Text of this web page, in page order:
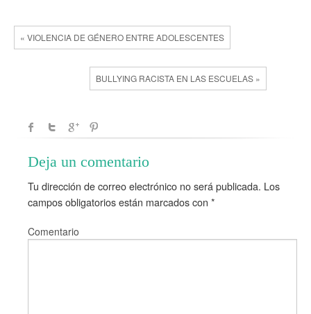
« VIOLENCIA DE GÉNERO ENTRE ADOLESCENTES
BULLYING RACISTA EN LAS ESCUELAS »
Deja un comentario
Tu dirección de correo electrónico no será publicada. Los
campos obligatorios están marcados con *
Comentario